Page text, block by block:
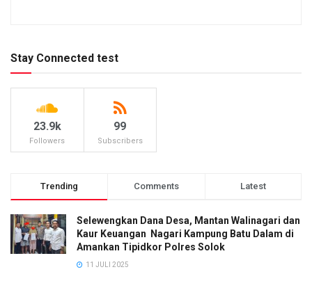
Stay Connected test
23.9k
Followers
99
Subscribers
Trending Comments Latest
Selewengkan Dana Desa, Mantan Walinagari dan
Kaur Keuangan Nagari Kampung Batu Dalam di
Amankan Tipidkor Polres Solok
11 JULI 2025